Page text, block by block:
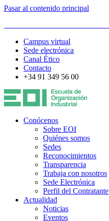
Pasar al contenido principal
Campus virtual
Sede electrónica
Canal Ético
Contacto
+34 91 349 56 00
Conócenos
Sobre EOI
Quiénes somos
Sedes
Reconocimientos
Transparencia
Trabaja con nosotros
Sede Electrónica
Perfil del Contratante
Actualidad
Noticias
Eventos